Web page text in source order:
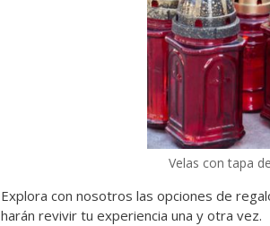
Velas con tapa
Explora con nosotros las opciones de
harán revivir tu experiencia una y otra vez.